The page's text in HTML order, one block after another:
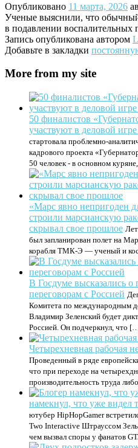
Опубликовано 11 марта, 2026
Ученые выяснили, что
в подавлении воспалительных
Запись опубликована автором
Добавьте в закладки
More from my site
50 финалистов
участвуют в деловой
стартовала
кадрового проекта
50 человек - в основном
«Марс явно непригоден
строили марсианскую
скрывал свое прошлое
был запланирован полет на
корабля ТМК-Э — ученый и
В Госдуме высказались о
переговорам с Россией
Комитета по международным
Владимир Зеленский будет
Россией. Он подчеркнул, что
Четырехневная рабочая
Проведенный в ряде
что при переходе на
производительность труда
намекнул, что уже видел
ютубер HipHopGamer
Two Interactive Штрауссом
чем вызвал споры у фанатов